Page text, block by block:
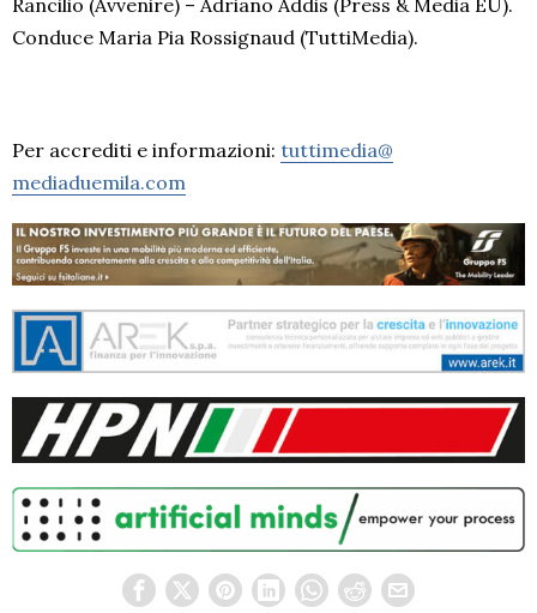
Conduce Maria Pia Rossignaud (TuttiMedia).
Per accrediti e informazioni: tuttimedia@
mediaduemila.com